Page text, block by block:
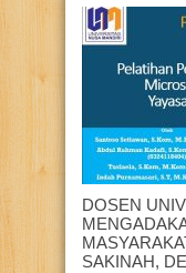
DOSEN
SAKINAH,